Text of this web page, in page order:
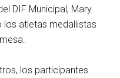
DIF Municipal, Mary
los atletas medallistas
los participantes